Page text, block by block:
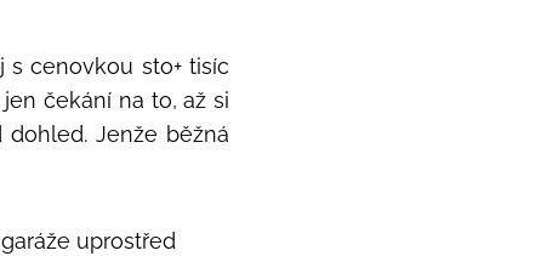
s cenovkou sto+ tisíc
čekání na to, až si
Jenže běžná
uprostřed